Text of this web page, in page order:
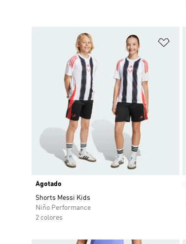
Agotado
Shorts Messi Kids
Niño Performance
2 colores